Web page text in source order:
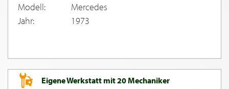
Modell:
Mercedes
Jahr:
1973
Eigene Werkstatt mit 20 Mechaniker